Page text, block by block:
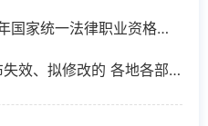
潜江市司法局关于2026年国家统一法律职业资格考试的公告
关于公布继续有效、宣布失效、拟修改的 各地各部门规范性文件目录的通知